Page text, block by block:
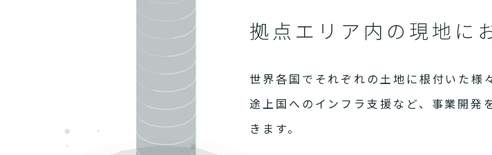
拠点エリア内の現地に
世界各国でそれぞれの土地に根付いた様
途上国へのインフラ支援など、事業開発
きます。